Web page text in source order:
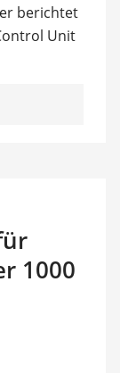
berichtet
Unit
1000